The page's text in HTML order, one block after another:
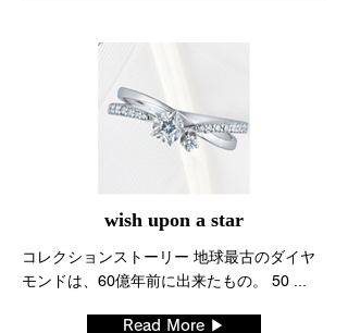
wish upon a star
コレクションストーリー 地球最古のダイヤ
モンドは、60億年前に出来たもの。 50 ...
Read More ▶